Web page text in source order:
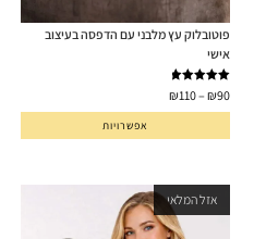
פוטובלוק עץ מלבני עם הדפסה בעיצוב
אישי
דורג5.00₪90
–
₪110
אפשרויות
אזל המלאי